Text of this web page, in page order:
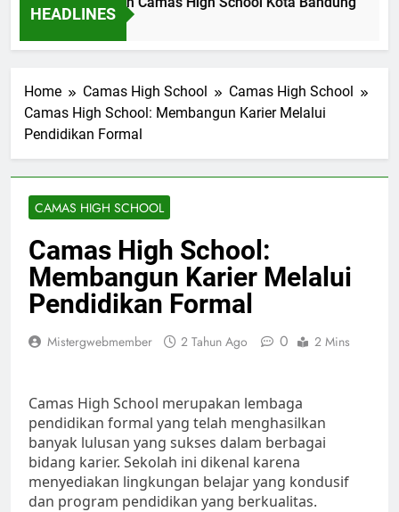
HEADLINES
Home Camas High School
Camas High School
Camas High School: Membangun Karier Melalui
Pendidikan Formal
CAMAS HIGH SCHOOL
Camas High School:
Membangun Karier Melalui
Pendidikan Formal
Mistergwebmember 2 Tahun Ago 0 2 Mins
Camas High School merupakan lembaga
pendidikan formal yang telah menghasilkan
banyak lulusan yang sukses dalam berbagai
bidang karier. Sekolah ini dikenal karena
menyediakan lingkungan belajar yang kondusif
dan program pendidikan yang berkualitas.